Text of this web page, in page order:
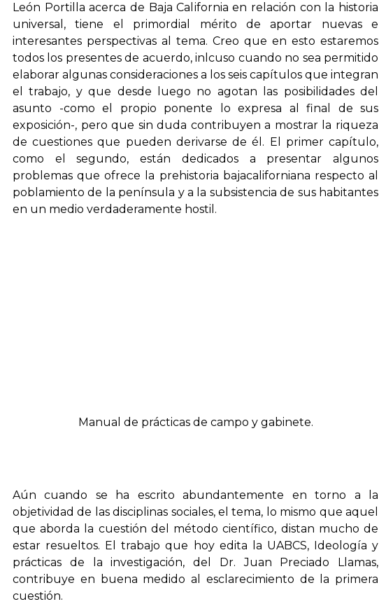
León Portilla acerca de Baja California en relación con la historia
universal, tiene el primordial mérito de aportar nuevas e
interesantes perspectivas al tema. Creo que en esto estaremos
todos los presentes de acuerdo, inlcuso cuando no sea permitido
elaborar algunas consideraciones a los seis capítulos que integran
el trabajo, y que desde luego no agotan las posibilidades del
asunto -como el propio ponente lo expresa al final de sus
exposición-, pero que sin duda contribuyen a mostrar la riqueza
de cuestiones que pueden derivarse de él. El primer capítulo,
como el segundo, están dedicados a presentar algunos
problemas que ofrece la prehistoria bajacaliforniana respecto al
poblamiento de la península y a la subsistencia de sus habitantes
en un medio verdaderamente hostil.
Manual de prácticas de campo y gabinete.
Aún cuando se ha escrito abundantemente en torno a la
objetividad de las disciplinas sociales, el tema, lo mismo que aquel
que aborda la cuestión del método científico, distan mucho de
estar resueltos. El trabajo que hoy edita la UABCS,
Ideología y
prácticas de la investigación, del Dr. Juan Preciado Llamas,
contribuye en buena medido al esclarecimiento de la primera
cuestión.